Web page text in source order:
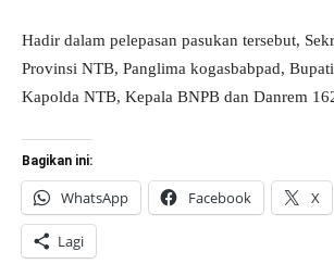
Hadir dalam pelepasan pasukan tersebut,
Provinsi NTB, Panglima kogasbabpad,
Kapolda NTB, Kepala BNPB dan Danrem
Bagikan ini:
WhatsApp Facebook X
Lagi